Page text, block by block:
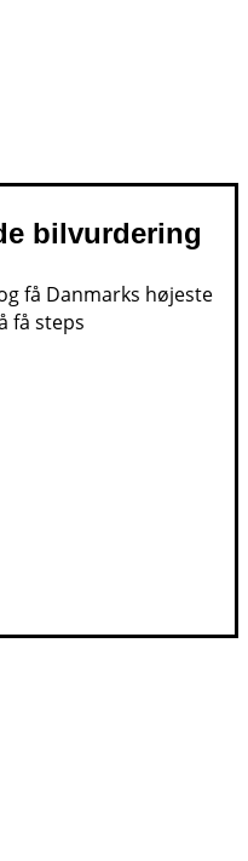
bilvurdering
få Danmarks højeste
få steps